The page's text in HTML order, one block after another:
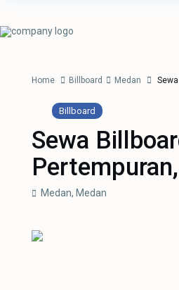
Home Billboard Medan
Billboard
Sewa
Medan, Medan